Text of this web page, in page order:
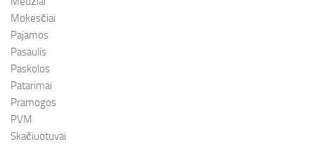
Mokesčiai
Pajamos
Pasaulis
Paskolos
Patarimai
Pramogos
PVM
Skačiuotuvai